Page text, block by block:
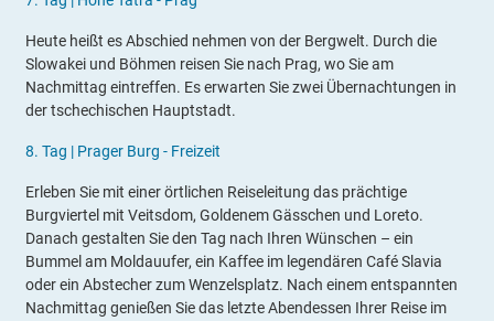
Heute heißt es Abschied nehmen von der Bergwelt. Durch die
Slowakei und Böhmen reisen Sie nach Prag, wo Sie am
Nachmittag eintreffen. Es erwarten Sie zwei Übernachtungen in
der tschechischen Hauptstadt.
8. Tag | Prager Burg - Freizeit
Erleben Sie mit einer örtlichen Reiseleitung das prächtige
Burgviertel mit Veitsdom, Goldenem Gässchen und Loreto.
Danach gestalten Sie den Tag nach Ihren Wünschen – ein
Bummel am Moldauufer, ein Kaffee im legendären Café Slavia
oder ein Abstecher zum Wenzelsplatz. Nach einem entspannten
Nachmittag genießen Sie das letzte Abendessen Ihrer Reise im